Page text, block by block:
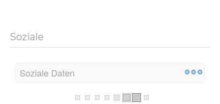
Soziale
Soziale Daten